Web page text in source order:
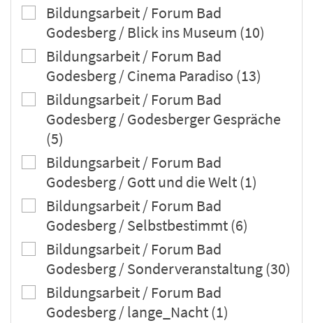
Bildungsarbeit / Forum Bad
Godesberg / Blick ins Museum (10)
Bildungsarbeit / Forum Bad
Godesberg / Cinema Paradiso (13)
Bildungsarbeit / Forum Bad
Godesberg / Godesberger Gespräche
(5)
Bildungsarbeit / Forum Bad
Godesberg / Gott und die Welt (1)
Bildungsarbeit / Forum Bad
Godesberg / Selbstbestimmt (6)
Bildungsarbeit / Forum Bad
Godesberg / Sonderveranstaltung (30)
Bildungsarbeit / Forum Bad
Godesberg / lange_Nacht (1)